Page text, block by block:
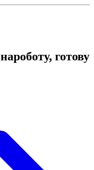
роботу, готову